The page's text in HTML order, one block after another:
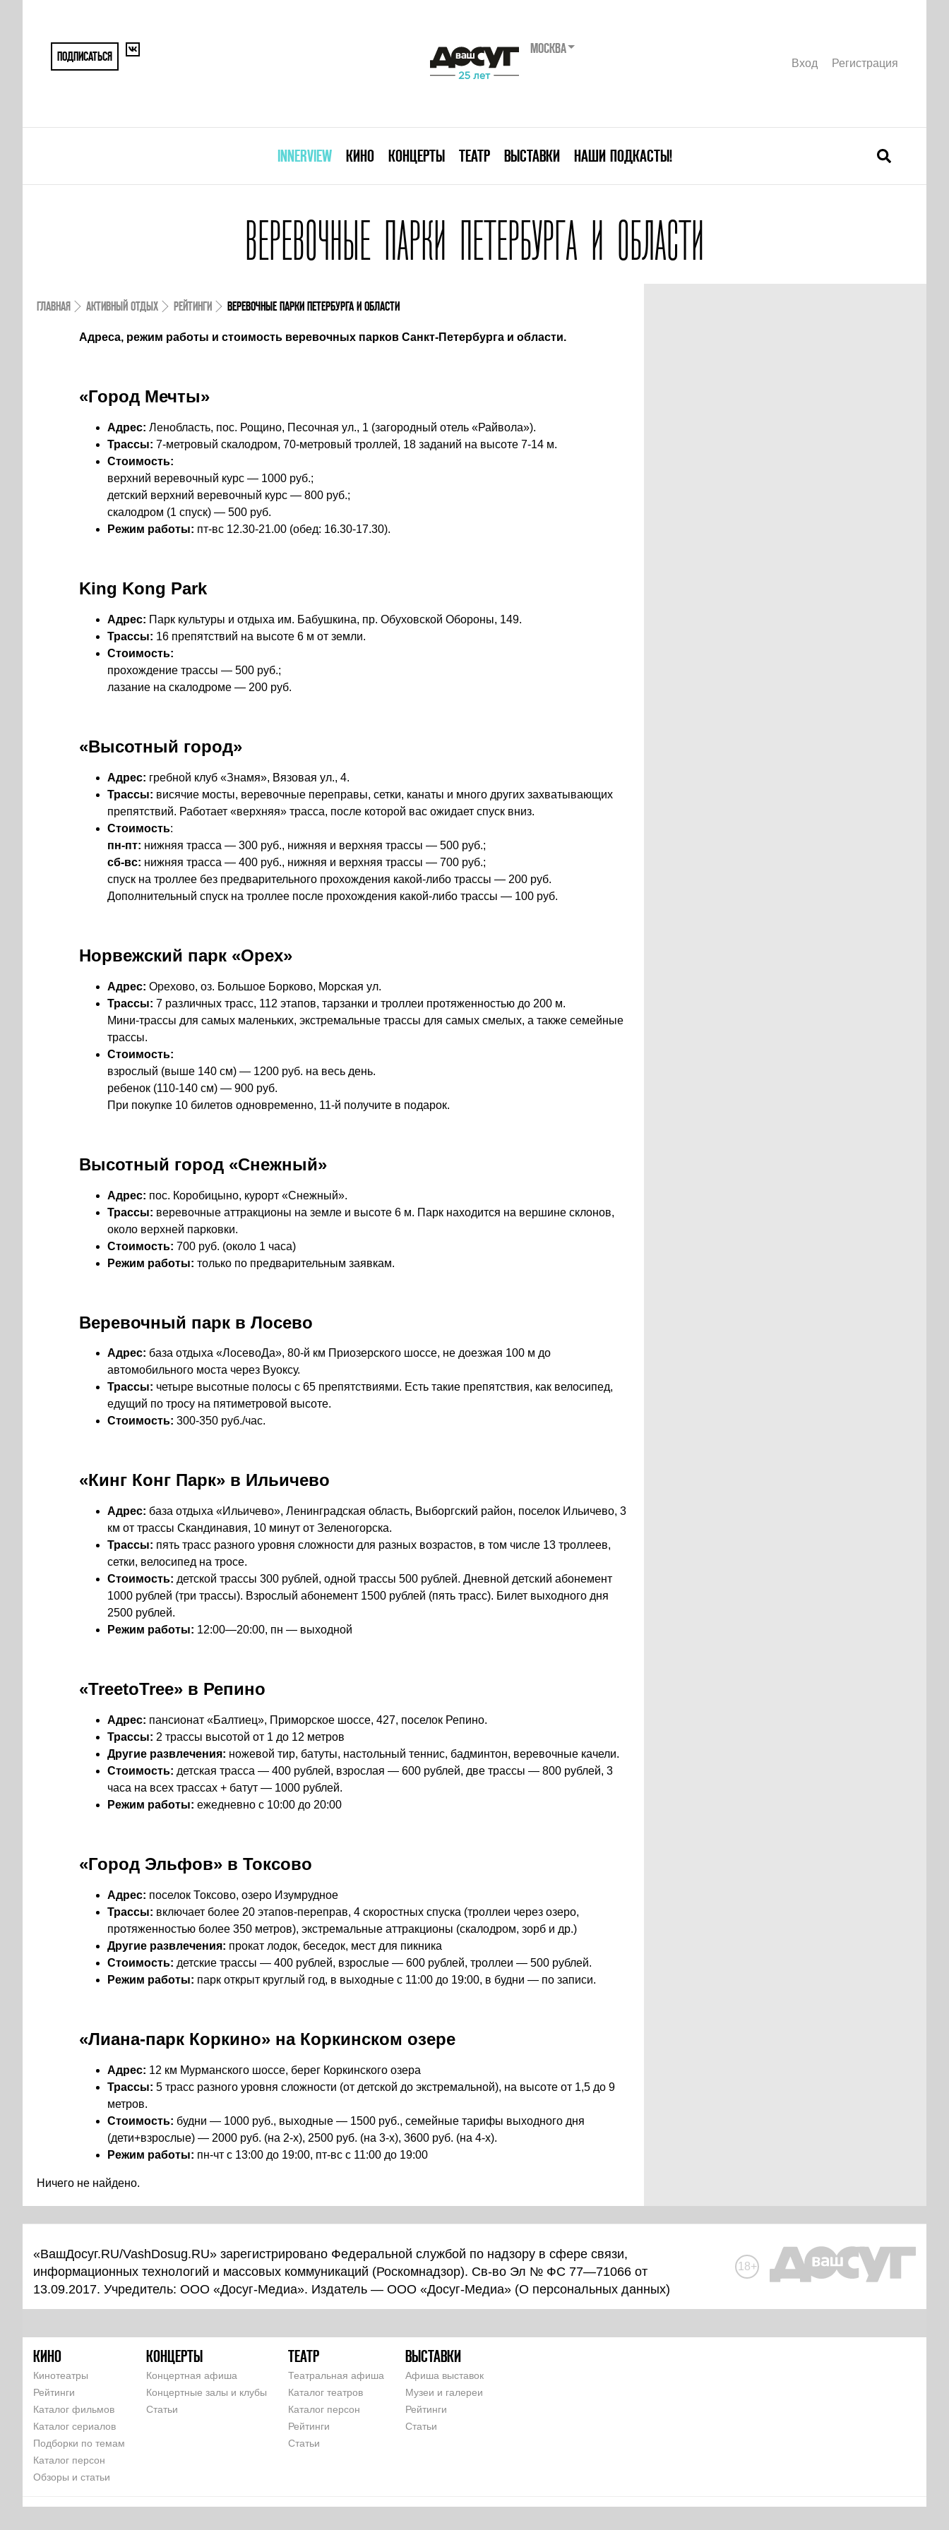
ПОДПИСАТЬСЯ
МОСКВА
Вход Регистрация
INNERVIEW КИНО КОНЦЕРТЫ ТЕАТР ВЫСТАВКИ НАШИ ПОДКАСТЫ!
ВЕРЕВОЧНЫЕ ПАРКИ ПЕТЕРБУРГА И ОБЛАСТИ
ГЛАВНАЯ АКТИВНЫЙ ОТДЫХ РЕЙТИНГИ ВЕРЕВОЧНЫЕ ПАРКИ ПЕТЕРБУРГА И ОБЛАСТИ
Адреса, режим работы и стоимость веревочных парков Санкт-Петербурга и области.
«Город Мечты»
Адрес: Ленобласть, пос. Рощино, Песочная ул., 1 (загородный отель «Райвола»).
Трассы: 7-метровый скалодром, 70-метровый троллей, 18 заданий на высоте 7-14 м.
Стоимость:
верхний веревочный курс — 1000 руб.;
детский верхний веревочный курс — 800 руб.;
скалодром (1 спуск) — 500 руб.
Режим работы: пт-вс 12.30-21.00 (обед: 16.30-17.30).
King Kong Park
Адрес: Парк культуры и отдыха им. Бабушкина, пр. Обуховской Обороны, 149.
Трассы: 16 препятствий на высоте 6 м от земли.
Стоимость:
прохождение трассы — 500 руб.;
лазание на скалодроме — 200 руб.
«Высотный город»
Адрес: гребной клуб «Знамя», Вязовая ул., 4.
Трассы: висячие мосты, веревочные переправы, сетки, канаты и много других захватывающих
препятствий. Работает «верхняя» трасса, после которой вас ожидает спуск вниз.
Стоимость:
пн-пт: нижняя трасса — 300 руб., нижняя и верхняя трассы — 500 руб.;
сб-вс: нижняя трасса — 400 руб., нижняя и верхняя трассы — 700 руб.;
спуск на троллее без предварительного прохождения какой-либо трассы — 200 руб.
Дополнительный спуск на троллее после прохождения какой-либо трассы — 100 руб.
Норвежский парк «Орех»
Адрес: Орехово, оз. Большое Борково, Морская ул.
Трассы: 7 различных трасс, 112 этапов, тарзанки и троллеи протяженностью до 200 м.
Мини-трассы для самых маленьких, экстремальные трассы для самых смелых, а также семейные
трассы.
Стоимость:
взрослый (выше 140 см) — 1200 руб. на весь день.
ребенок (110-140 см) — 900 руб.
При покупке 10 билетов одновременно, 11-й получите в подарок.
Высотный город «Снежный»
Адрес: пос. Коробицыно, курорт «Снежный».
Трассы: веревочные аттракционы на земле и высоте 6 м. Парк находится на вершине склонов,
около верхней парковки.
Стоимость: 700 руб. (около 1 часа)
Режим работы: только по предварительным заявкам.
Веревочный парк в Лосево
Адрес: база отдыха «ЛосевоДа», 80-й км Приозерского шоссе, не доезжая 100 м до
автомобильного моста через Вуоксу.
Трассы: четыре высотные полосы с 65 препятствиями. Есть такие препятствия, как велосипед,
едущий по тросу на пятиметровой высоте.
Стоимость: 300-350 руб./час.
«Кинг Конг Парк» в Ильичево
Адрес: база отдыха «Ильичево», Ленинградская область, Выборгский район, поселок Ильичево, 3
км от трассы Скандинавия, 10 минут от Зеленогорска.
Трассы: пять трасс разного уровня сложности для разных возрастов, в том числе 13 троллеев,
сетки, велосипед на тросе.
Стоимость: детской трассы 300 рублей, одной трассы 500 рублей. Дневной детский абонемент
1000 рублей (три трассы). Взрослый абонемент 1500 рублей (пять трасс). Билет выходного дня
2500 рублей.
Режим работы: 12:00—20:00, пн — выходной
«TreetoTree» в Репино
Адрес: пансионат «Балтиец», Приморское шоссе, 427, поселок Репино.
Трассы: 2 трассы высотой от 1 до 12 метров
Другие развлечения: ножевой тир, батуты, настольный теннис, бадминтон, веревочные качели.
Стоимость: детская трасса — 400 рублей, взрослая — 600 рублей, две трассы — 800 рублей, 3
часа на всех трассах + батут — 1000 рублей.
Режим работы: ежедневно с 10:00 до 20:00
«Город Эльфов» в Токсово
Адрес: поселок Токсово, озеро Изумрудное
Трассы: включает более 20 этапов-переправ, 4 скоростных спуска (троллеи через озеро,
протяженностью более 350 метров), экстремальные аттракционы (скалодром, зорб и др.)
Другие развлечения: прокат лодок, беседок, мест для пикника
Стоимость: детские трассы — 400 рублей, взрослые — 600 рублей, троллеи — 500 рублей.
Режим работы: парк открыт круглый год, в выходные с 11:00 до 19:00, в будни — по записи.
«Лиана-парк Коркино» на Коркинском озере
Адрес: 12 км Мурманского шоссе, берег Коркинского озера
Трассы: 5 трасс разного уровня сложности (от детской до экстремальной), на высоте от 1,5 до 9
метров.
Стоимость: будни — 1000 руб., выходные — 1500 руб., семейные тарифы выходного дня
(дети+взрослые) — 2000 руб. (на 2-х), 2500 руб. (на 3-х), 3600 руб. (на 4-х).
Режим работы: пн-чт с 13:00 до 19:00, пт-вс с 11:00 до 19:00
Ничего не найдено.
«ВашДосуг.RU/VashDosug.RU» зарегистрировано Федеральной службой по надзору в сфере связи,
информационных технологий и массовых коммуникаций (Роскомнадзор). Св-во Эл № ФС 77—71066 от
13.09.2017. Учредитель: ООО «Досуг-Медиа». Издатель — ООО «Досуг-Медиа» (О персональных данных)
18+
КИНО
Кинотеатры
Рейтинги
Каталог фильмов
Каталог сериалов
Подборки по темам
Каталог персон
Обзоры и статьи
КОНЦЕРТЫ
Концертная афиша
Концертные залы и клубы
Статьи
ТЕАТР
Театральная афиша
Каталог театров
Каталог персон
Рейтинги
Статьи
ВЫСТАВКИ
Афиша выставок
Музеи и галереи
Рейтинги
Статьи